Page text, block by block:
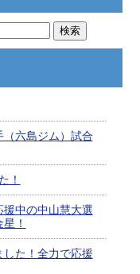
（六島ジム）試合
！
援中の中山慧大選
！
た！全力で応援